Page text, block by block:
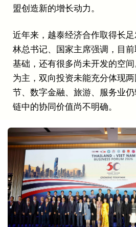
盟创造新的增长动力。
近年来，越泰经济合作取得长
林总书记、国家主席强调，目
基础，还有很多尚未开发的空
为主，双向投资未能充分体现
节、数字金融、旅游、服务业
链中的协同价值尚不明确。